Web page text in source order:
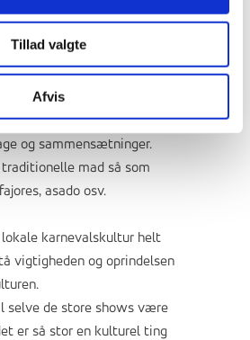
Tillad valgte
Afvis
vil der traditionen tro være
lær om de regionale
en ny verden af
og sammensætninger.
mad så som
asado osv.
lokale karnevalskultur helt
vigtigheden og oprindelsen
selve de store shows være
er så stor en kulturel ting